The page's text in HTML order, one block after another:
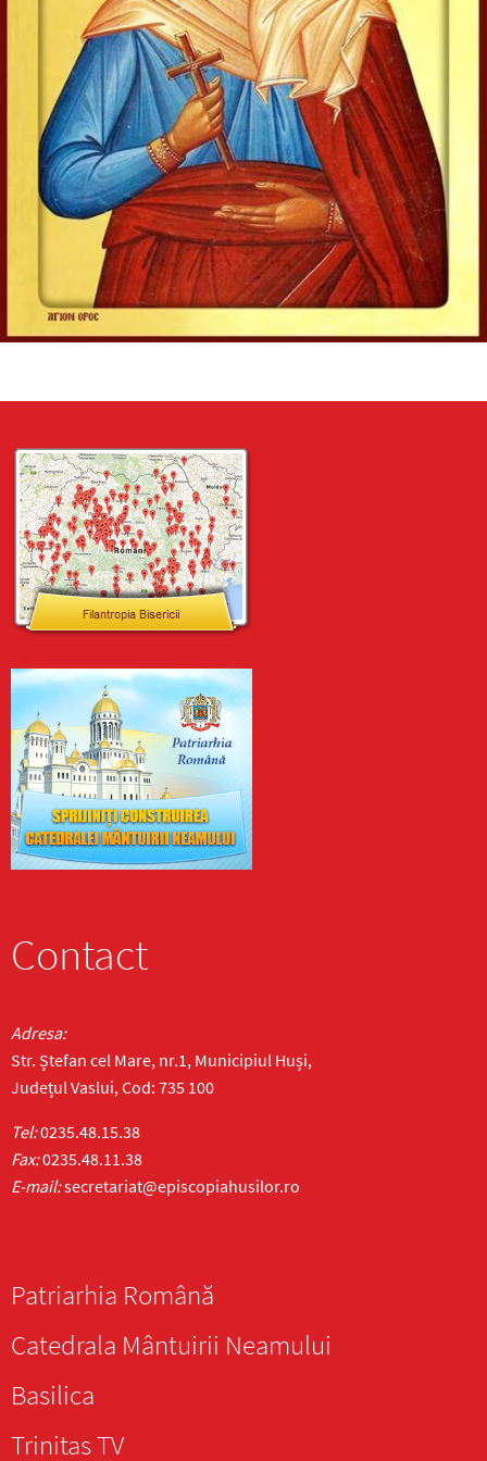
Evanghelia zilei
În vremea aceea s-au apropiat de Iisus saducheii, cei ce
zic că nu este înviere, și L-au întrebat, zicând:
Învățătorule, Moise a zis: «Dacă cineva moare neavând
copii, fratele...
Ev. Matei 22, 23-33
doxologia.ro
Preia articolele Doxologia în site-ul tău!
Contact
Adresa:
Str. Ștefan cel Mare, nr.1, Municipiul Huși,
Județul Vaslui, Cod: 735 100
Tel:0235.48.15.38
Fax:0235.48.11.38
E-mail:secretariat@episcopiahusilor.ro
Patriarhia Română
Catedrala Mântuirii Neamului
Basilica
Trinitas TV